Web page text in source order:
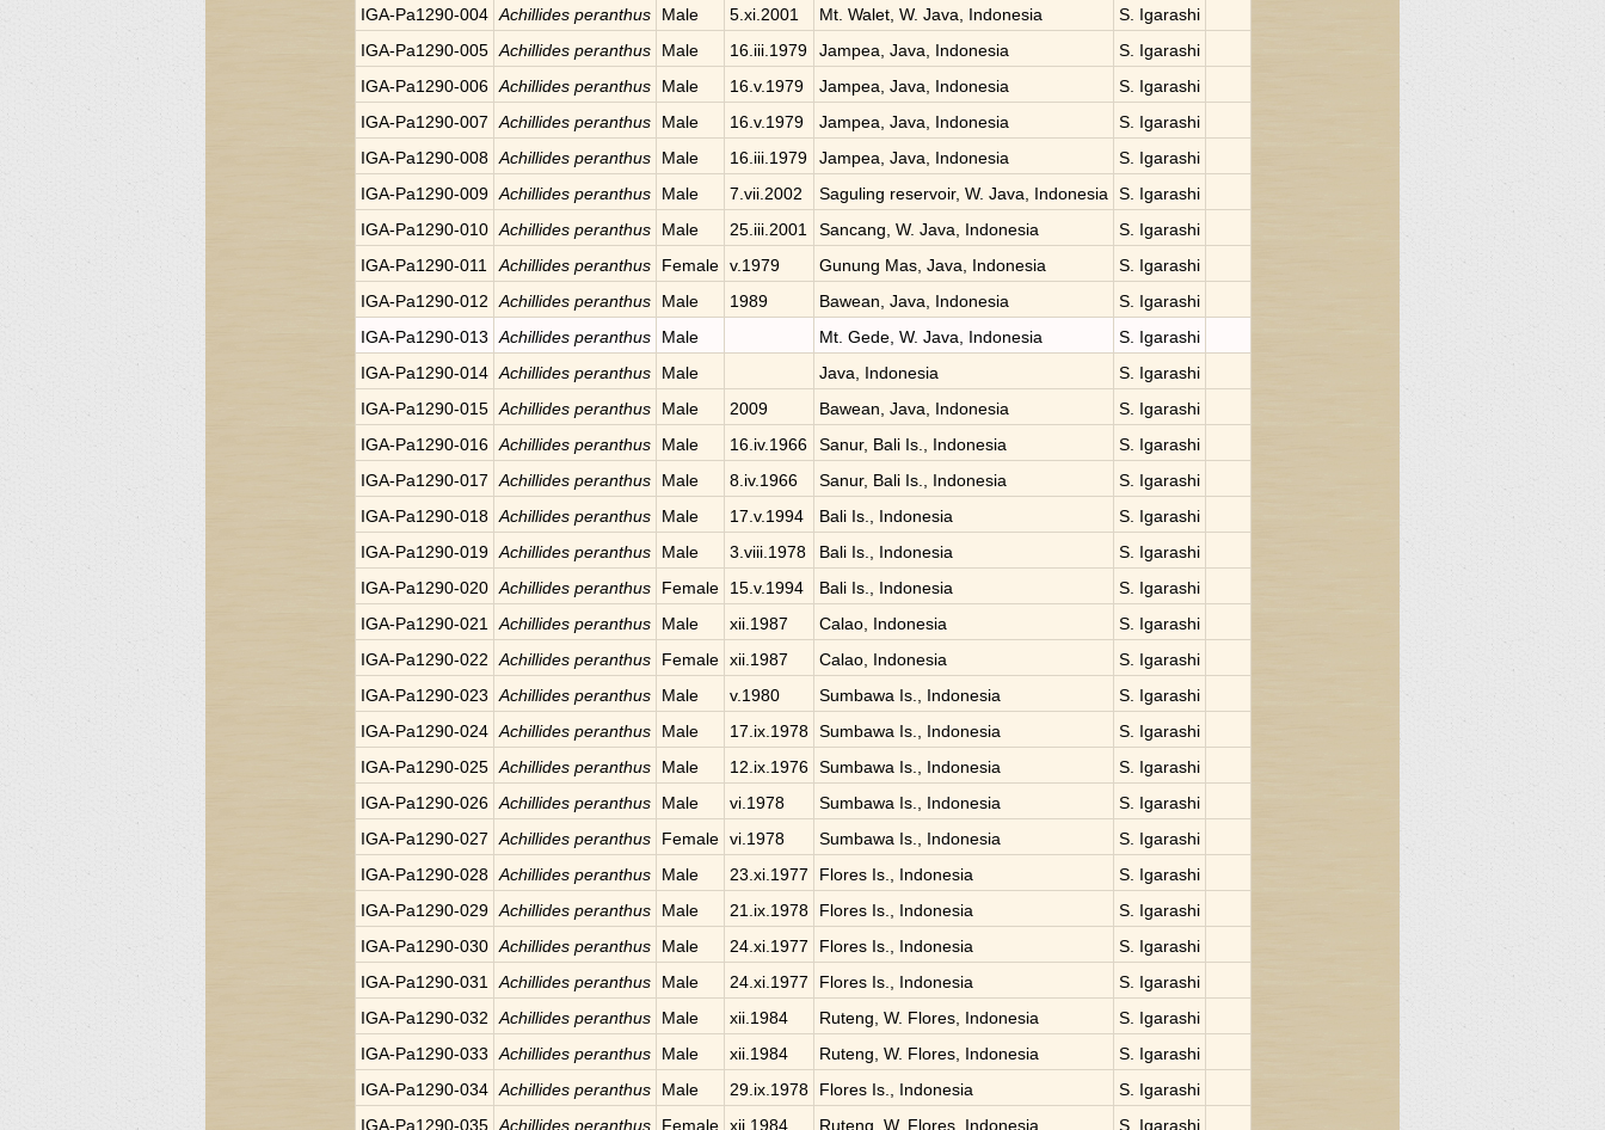
IGA-Pa1290-004 Achillides peranthus Male 5.xi.2001 Mt. Walet, W. Java, Indonesia
S. Igarashi
IGA-Pa1290-005 Achillides peranthus Male 16.iii.1979 Jampea, Java, Indonesia
S. Igarashi
IGA-Pa1290-006 Achillides peranthus Male 16.v.1979 Jampea, Java, Indonesia
S. Igarashi
IGA-Pa1290-007
Achillides peranthus Male 16.v.1979 Jampea, Java, Indonesia
S. Igarashi
IGA-Pa1290-008 Achillides peranthus Male 16.iii.1979 Jampea, Java, Indonesia
S. Igarashi
IGA-Pa1290-009 Achillides peranthus Male 7.vii.2002 Saguling reservoir, W. Java, Indonesia
S. Igarashi
IGA-Pa1290-010 Achillides peranthus Male 25.iii.2001 Sancang, W. Java, Indonesia
S. Igarashi
IGA-Pa1290-011
Achillides peranthus Female v.1979 Gunung Mas, Java, Indonesia
S. Igarashi
IGA-Pa1290-012
Achillides peranthus Male 1989 Bawean, Java, Indonesia
S. Igarashi
IGA-Pa1290-013
Achillides peranthus Male Mt. Gede, W. Java, Indonesia
S. Igarashi
IGA-Pa1290-014 Achillides peranthus Male Java, Indonesia
S. Igarashi
IGA-Pa1290-015 Achillides peranthus Male 2009 Bawean, Java, Indonesia
S. Igarashi
IGA-Pa1290-016 Achillides peranthus Male 16.iv.1966 Sanur, Bali Is., Indonesia
S. Igarashi
IGA-Pa1290-017
Achillides peranthus Male 8.iv.1966 Sanur, Bali Is., Indonesia
S. Igarashi
IGA-Pa1290-018 Achillides peranthus Male 17.v.1994 Bali Is., Indonesia
S. Igarashi
IGA-Pa1290-019 Achillides peranthus Male 3.viii.1978 Bali Is., Indonesia
S. Igarashi
IGA-Pa1290-020 Achillides peranthus Female 15.v.1994 Bali Is., Indonesia
S. Igarashi
IGA-Pa1290-021
Achillides peranthus Male xii.1987 Calao, Indonesia
S. Igarashi
IGA-Pa1290-022
Achillides peranthus Female xii.1987 Calao, Indonesia
S. Igarashi
IGA-Pa1290-023
Achillides peranthus Male v.1980 Sumbawa Is., Indonesia
S. Igarashi
IGA-Pa1290-024 Achillides peranthus Male 17.ix.1978 Sumbawa Is., Indonesia
S. Igarashi
IGA-Pa1290-025 Achillides peranthus Male 12.ix.1976 Sumbawa Is., Indonesia
S. Igarashi
IGA-Pa1290-026 Achillides peranthus Male vi.1978 Sumbawa Is., Indonesia
S. Igarashi
IGA-Pa1290-027
Achillides peranthus Female vi.1978 Sumbawa Is., Indonesia
S. Igarashi
IGA-Pa1290-028 Achillides peranthus Male 23.xi.1977 Flores Is., Indonesia
S. Igarashi
IGA-Pa1290-029 Achillides peranthus Male 21.ix.1978 Flores Is., Indonesia
S. Igarashi
IGA-Pa1290-030 Achillides peranthus Male 24.xi.1977 Flores Is., Indonesia
S. Igarashi
IGA-Pa1290-031
Achillides peranthus Male 24.xi.1977 Flores Is., Indonesia
S. Igarashi
IGA-Pa1290-032
Achillides peranthus Male xii.1984 Ruteng, W. Flores, Indonesia
S. Igarashi
IGA-Pa1290-033
Achillides peranthus Male xii.1984 Ruteng, W. Flores, Indonesia
S. Igarashi
IGA-Pa1290-034 Achillides peranthus Male 29.ix.1978 Flores Is., Indonesia
S. Igarashi
IGA-Pa1290-035 Achillides peranthus Female xii.1984 Ruteng, W. Flores, Indonesia S. Igarashi